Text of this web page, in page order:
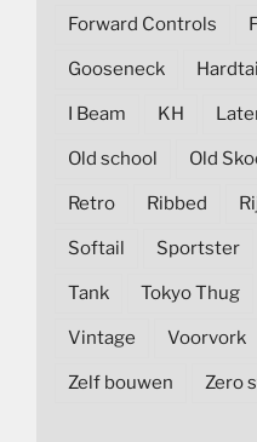
Forward Controls
Gooseneck
I Beam KH
Old school Old
Retro Ribbed
Softail Sportster
Tank Tokyo Thug
Vintage Voorvork
Zelf bouwen Zero